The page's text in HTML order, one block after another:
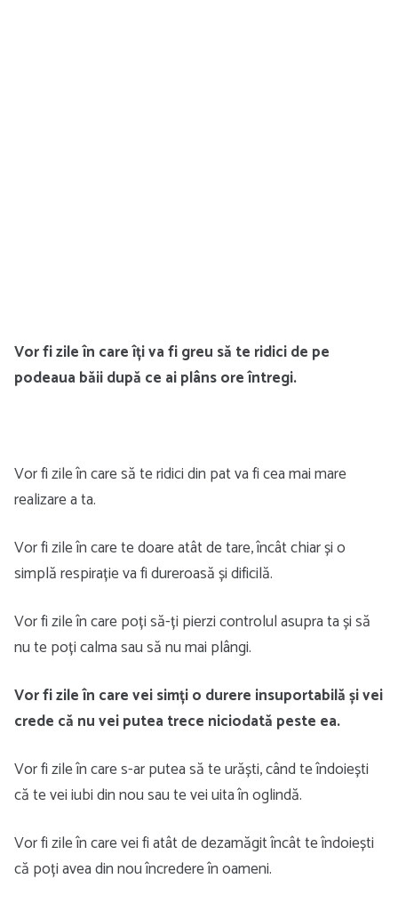
Vor fi zile în care îți va fi greu să te ridici de pe
podeaua băii după ce ai plâns ore întregi.
Vor fi zile în care să te ridici din pat va fi cea mai mare
realizare a ta.
Vor fi zile în care te doare atât de tare, încât chiar și o
simplă respirație va fi dureroasă și dificilă.
Vor fi zile în care poți să-ți pierzi controlul asupra ta și să
nu te poți calma sau să nu mai plângi.
Vor fi zile în care vei simți o durere insuportabilă și vei
crede că nu vei putea trece niciodată peste ea.
Vor fi zile în care s-ar putea să te urăști, când te îndoiești
că te vei iubi din nou sau te vei uita în oglindă.
Vor fi zile în care vei fi atât de dezamăgit încât te îndoiești
că poți avea din nou încredere în oameni.